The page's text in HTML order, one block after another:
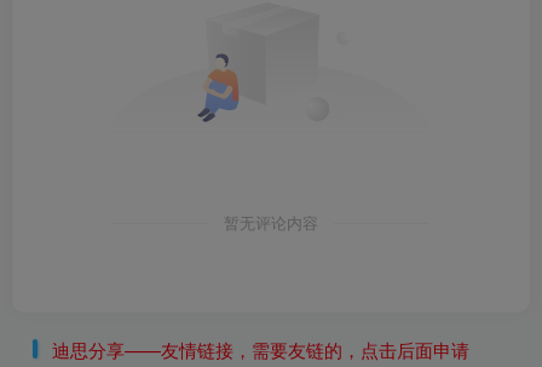
暂无评论内容
迪思分享——友情链接，需要友链的，点击后面申请